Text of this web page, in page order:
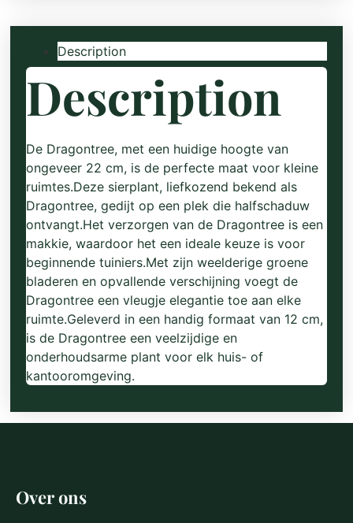
Description
Description
De Dragontree, met een huidige hoogte van
ongeveer 22 cm, is de perfecte maat voor kleine
ruimtes.Deze sierplant, liefkozend bekend als
Dragontree, gedijt op een plek die halfschaduw
ontvangt.Het verzorgen van de Dragontree is een
makkie, waardoor het een ideale keuze is voor
beginnende tuiniers.Met zijn weelderige groene
bladeren en opvallende verschijning voegt de
Dragontree een vleugje elegantie toe aan elke
ruimte.Geleverd in een handig formaat van 12 cm,
is de Dragontree een veelzijdige en
onderhoudsarme plant voor elk huis- of
kantooromgeving.
Over ons